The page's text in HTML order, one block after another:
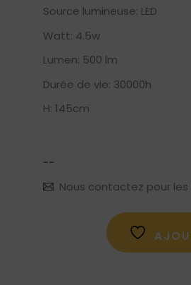
Source lumineuse: LED
Watt: 4.5w
Lumen: 500 lm
Durée de vie: 30000h
H: 145cm
--
Nous contactez pour